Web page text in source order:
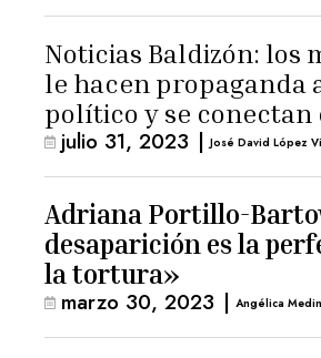
Noticias Baldizón: los
le hacen propaganda
político y se conectan
hombre de confianza
Giammattei
julio 31, 2023 | José David López
Adriana Portillo-
desaparición es la
la tortura»
marzo 30, 2023 | Angélica